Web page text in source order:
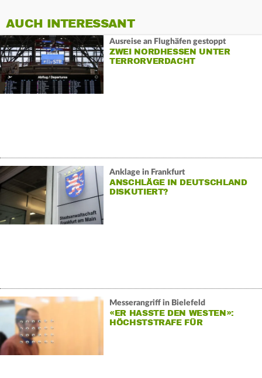
AUCH INTERESSANT
Ausreise an Flughäfen gestoppt
ZWEI NORDHESSEN UNTER
TERRORVERDACHT
Anklage in Frankfurt
ANSCHLÄGE IN DEUTSCHLAND
DISKUTIERT?
Messerangriff in Bielefeld
«ER HASSTE DEN WESTEN»:
HÖCHSTSTRAFE FÜR